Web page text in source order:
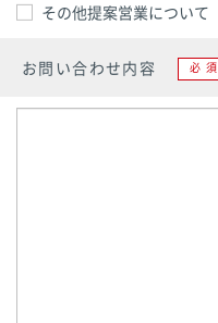
その他提案営業について
お問い合わせ内容 必須